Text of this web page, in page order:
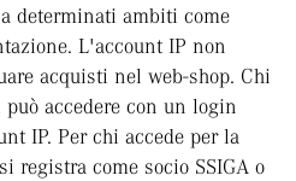
determinati ambiti come
L'account IP non
acquisti nel web-shop. Chi
accedere con un login
IP. Per chi accede per la
registra come socio SSIGA o